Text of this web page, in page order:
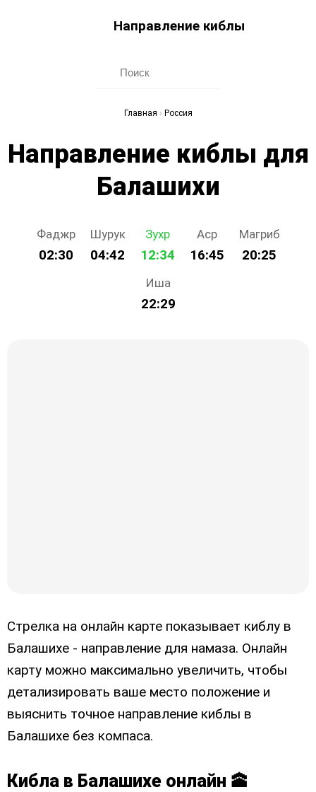
Направление киблы
Главная › Россия
Направление киблы для
Балашихи
Фаджр
02:30
Шурук
04:42
Зухр
12:34
Аср
16:45
Магриб
20:25
Иша
22:29
Стрелка на онлайн карте показывает киблу в
Балашихе - направление для намаза. Онлайн
карту можно максимально увеличить, чтобы
детализировать ваше место положение и
выяснить точное направление киблы в
Балашихе без компаса.
Кибла в Балашихе онлайн 🕋